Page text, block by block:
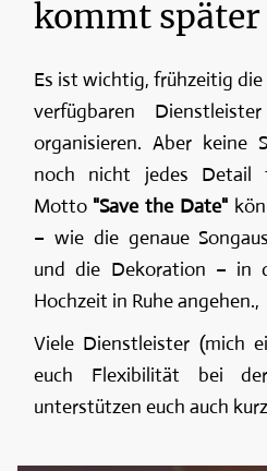
kommt später
Es ist wichtig, frühzeitig die
verfügbaren
organisieren. Aber keine
noch nicht jedes Detail
Motto "Save the Date"
– wie die genaue
und die Dekoration – in
Hochzeit in Ruhe angehen.,
Viele Dienstleister (mich
euch Flexibilität bei
unterstützen euch auch